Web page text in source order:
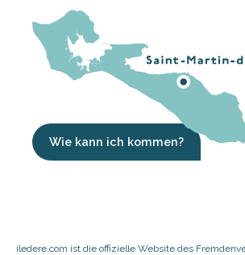
Wie kann ich kommen?
iledere.com ist die offizielle Website des